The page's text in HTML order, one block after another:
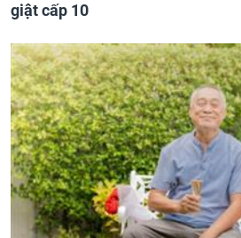
giật cấp 10